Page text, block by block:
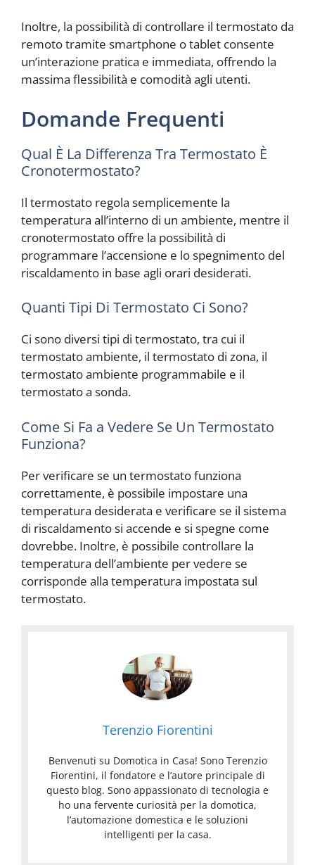
Inoltre, la possibilità di controllare il termostato da
remoto tramite smartphone o tablet consente
un’interazione pratica e immediata, offrendo la
massima flessibilità e comodità agli utenti.
Domande Frequenti
Qual È La Differenza Tra Termostato È
Cronotermostato?
Il termostato regola semplicemente la
temperatura all’interno di un ambiente, mentre il
cronotermostato offre la possibilità di
programmare l’accensione e lo spegnimento del
riscaldamento in base agli orari desiderati.
Quanti Tipi Di Termostato Ci Sono?
Ci sono diversi tipi di termostato, tra cui il
termostato ambiente, il termostato di zona, il
termostato ambiente programmabile e il
termostato a sonda.
Come Si Fa a Vedere Se Un Termostato
Funziona?
Per verificare se un termostato funziona
correttamente, è possibile impostare una
temperatura desiderata e verificare se il sistema
di riscaldamento si accende e si spegne come
dovrebbe. Inoltre, è possibile controllare la
temperatura dell’ambiente per vedere se
corrisponde alla temperatura impostata sul
termostato.
Terenzio Fiorentini
Benvenuti su Domotica in Casa! Sono Terenzio
Fiorentini, il fondatore e l’autore principale di
questo blog. Sono appassionato di tecnologia e
ho una fervente curiosità per la domotica,
l’automazione domestica e le soluzioni
intelligenti per la casa.